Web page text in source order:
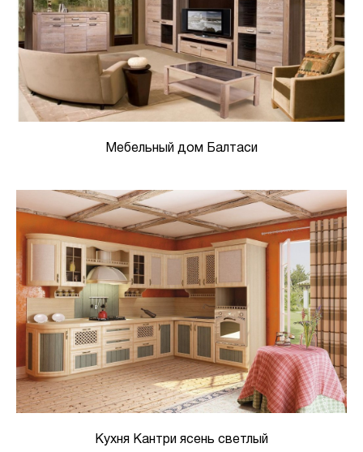
Мебельный дом Балтаси
Кухня Кантри ясень светлый